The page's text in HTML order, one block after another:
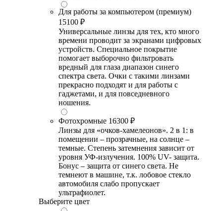
Для работы за компьютером (премиум)
15100 ₽
Универсальные линзы для тех, кто много
времени проводит за экранами цифровых
устройств. Специальное покрытие
помогает выборочно фильтровать
вредный для глаза диапазон синего
спектра света. Очки с такими линзами
прекрасно подходят и для работы с
гаджетами, и для повседневного
ношения.
Фотохромные 16300 ₽
Линзы для «очков-хамелеонов». 2 в 1: в
помещении – прозрачные, на солнце –
темные. Степень затемнения зависит от
уровня УФ-излучения. 100% UV- защита.
Бонус – защита от синего света. Не
темнеют в машине, т.к. лобовое стекло
автомобиля слабо пропускает
ультрафиолет.
Выберите цвет